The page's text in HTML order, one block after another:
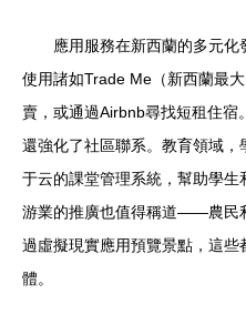
應用服務在新西蘭的多元
使用諸如Trade Me（新西蘭最
賣，或通過Airbnb尋找短租住宿
還強化了社區聯系。教育領域
于云的課堂管理系統，幫助學
游業的推廣也值得稱道——農民
過虛擬現實應用預覽景點，這些
體。